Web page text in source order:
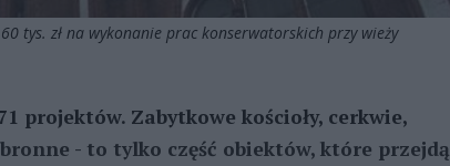
tys. zł na wykonanie prac konserwatorskich przy wieży
projektów. Zabytkowe kościoły, cerkwie,
- to tylko część obiektów, które przejdą